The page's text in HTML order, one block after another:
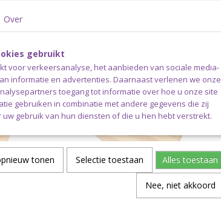
Over
gebruikt
voor verkeersanalyse, het aanbieden van sociale media-
informatie en advertenties. Daarnaast verlenen we onze
toegang tot informatie over hoe u onze site
gebruiken in combinatie met andere gegevens die zij
gebruik van hun diensten of die u hen hebt verstrekt.
tonen Selectie toestaan Alles toestaan
Nee, niet akkoord